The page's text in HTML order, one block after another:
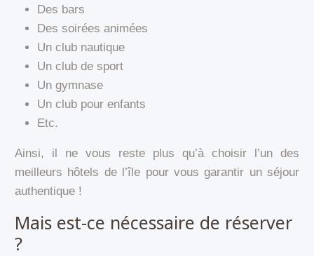
Des bars
Des soirées animées
Un club nautique
Un club de sport
Un gymnase
Un club pour enfants
Etc.
Ainsi, il ne vous reste plus qu’à choisir l’un des
meilleurs hôtels de l’île pour vous garantir un séjour
authentique !
Mais est-ce nécessaire de réserver
?